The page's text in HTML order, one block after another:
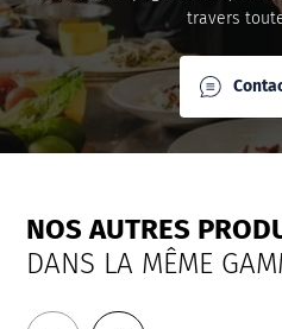
travers
NOS AUTRES
DANS LA MÊME